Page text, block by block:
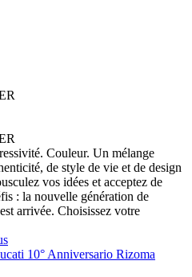
Couleur. Un mélange
de style de vie et de design
vos idées et acceptez de
: la nouvelle génération de
arrivée. Choisissez votre
10° Anniversario Rizoma